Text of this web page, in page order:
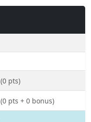
(0 pts)
(0 pts + 0 bonus)